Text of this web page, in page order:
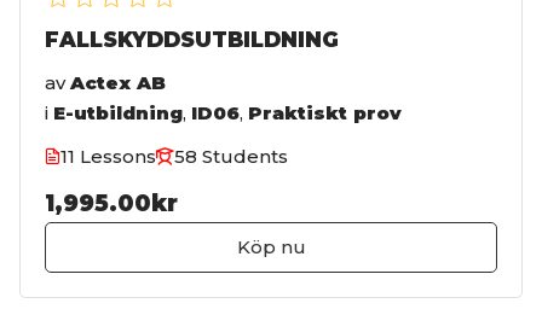
FALLSKYDDSUTBILDNING
av Actex AB
i E-utbildning, ID06, Praktiskt prov
11 Lessons
58 Students
1,995.00kr
Köp nu